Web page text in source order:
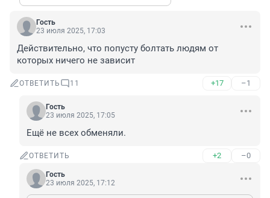
Гость
23 июля 2025, 17:03
Действительно, что попусту болтать людям от
которых ничего не зависит
ОТВЕТИТЬ 11 +17 –1
Гость
23 июля 2025, 17:05
Ещё не всех обменяли.
ОТВЕТИТЬ +2 –0
Гость
23 июля 2025, 17:12